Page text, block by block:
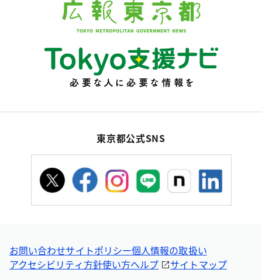
東京都公式SNS
お問い合わせサイトポリシー個人情報の取扱い
アクセシビリティ方針使い方ヘルプ サイトマップ